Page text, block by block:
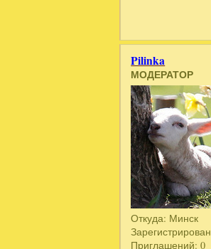
Pilinka
МОДЕРАТОР
Откуда: Минск
Зарегистрирован
Приглашений: 0